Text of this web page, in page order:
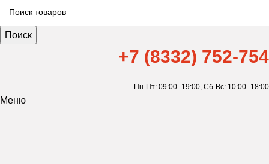
Поиск
+7 (8332) 752-754
Пн-Пт: 09:00–19:00, Сб-Вс: 10:00–18:00
Меню